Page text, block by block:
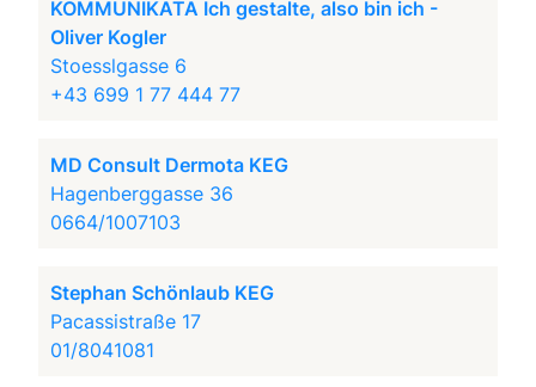
KOMMUNIKATA Ich gestalte, also bin ich -
Oliver Kogler
Stoesslgasse 6
+43 699 1 77 444 77
MD Consult Dermota KEG
Hagenberggasse 36
0664/1007103
Stephan Schönlaub KEG
Pacassistraße 17
01/8041081